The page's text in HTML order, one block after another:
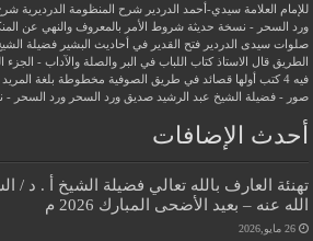
للإمام العلامة سيدي-أحمد الدردير شرح المنظومة الدرديرية
ورد السحر - نسخة حديثة شروط الأمر بالمعروف والنهي عن
صلوات سيدى الدردير فتح القدير في أحاديث البشير فضيلة
الطريق
قال الاستاذ كتاب اللباب في البر والصلة والآداب - الجزء
فيه 4 كتب أولها قصائد في طريق الصوفية
مخطوطة بلغة
صور - فضيلة الشيخ عبد الرشيد صديق
ورد السحر ورد السحر -
أحدث الإضافات
تهنئة العارف بالله تعالي فضيلة الشيخ أ . د /
الله عنه – بعيد الأضحى المبارك 2026 م
26 مايو,2026